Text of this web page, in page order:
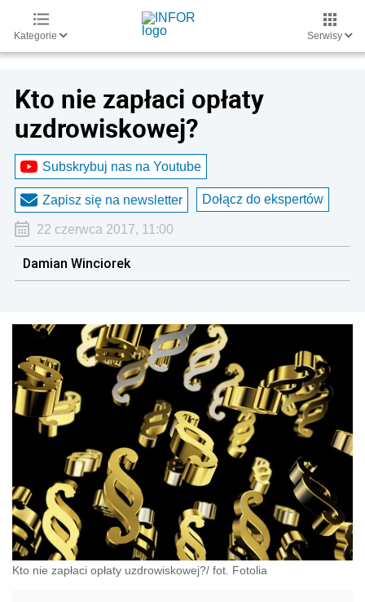
Kategorie Serwisy
Kto nie zapłaci opłaty
uzdrowiskowej?
Subskrybuj nas na Youtube
Zapisz się na newsletter Dołącz do ekspertów
22 czerwca 2017, 11:00
Damian Winciorek
Kto nie zapłaci opłaty uzdrowiskowej?/ fot. Fotolia